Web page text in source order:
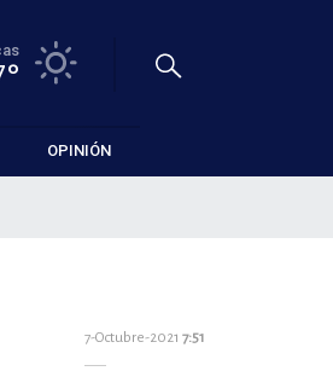
OPINIÓN
7-Octubre-2021 7:51